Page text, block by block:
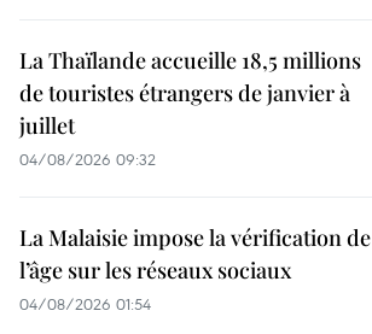
La Thaïlande accueille 18,5 millions
de touristes étrangers de janvier à
juillet
04/08/2026 09:32
La Malaisie impose la vérification de
l’âge sur les réseaux sociaux
04/08/2026 01:54